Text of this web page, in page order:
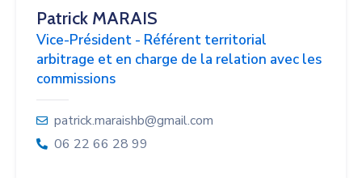
Patrick MARAIS
Vice-Président - Référent territorial
arbitrage et en charge de la relation avec les
commissions
patrick.maraishb@gmail.com
06 22 66 28 99